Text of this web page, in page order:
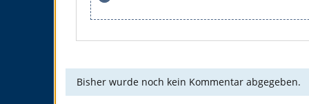
Bisher wurde noch kein Kommentar abgegeben.